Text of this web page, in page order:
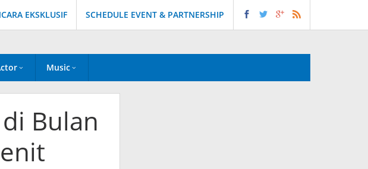
EKSKLUSIF SCHEDULE EVENT & PARTNERSHIP
Music
Bulan